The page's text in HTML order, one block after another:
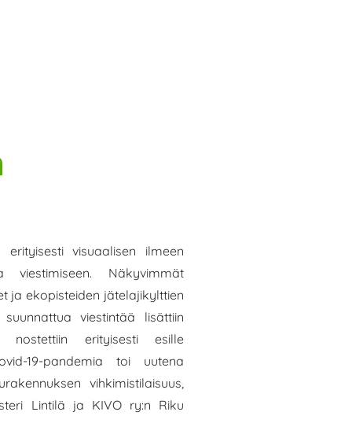
visuaalisen ilmeen
viestimiseen. Näkyvimmät
ja ekopisteiden jätelajikylttien
viestintää lisättiin
nostettiin erityisesti esille
19-pandemia toi uutena
vihkimistilaisuus,
Lintilä ja KIVO ry:n Riku